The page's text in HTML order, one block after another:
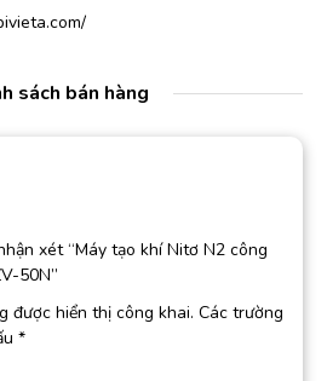
sách bán hàng
xét “Máy tạo khí Nitơ N2 công
50N”
được hiển thị công khai. Các trường
*